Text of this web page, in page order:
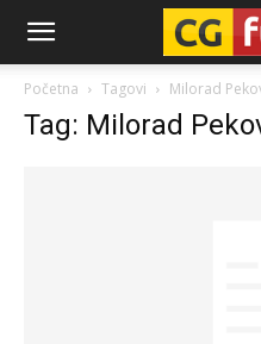
CG-
Fudbal
Početna Tagovi Milorad
Tag: Milorad